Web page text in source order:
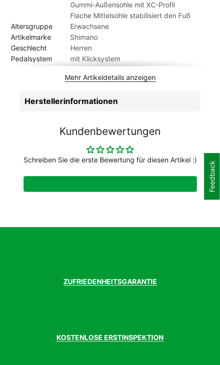
Gummi-Außensohle mit XC-Profil
Flache Mittelsohle stabilisiert den Fuß
Altersgruppe
Erwachsene
Artikelmarke
Shimano
Geschlecht
Herren
Pedalsystem
mit Klicksystem
Mehr Artikeldetails anzeigen
Herstellerinformationen
Kundenbewertungen
Schreiben Sie die erste Bewertung für diesen Artikel :)
ZUFRIEDENHEITSGARANTIE
KOSTENLOSE ERSTINSPEKTION
Feedback